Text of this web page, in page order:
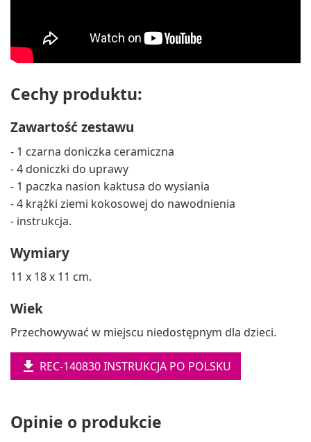
Cechy produktu:
Zawartość zestawu
- 1 czarna doniczka ceramiczna
- 4 doniczki do uprawy
- 1 paczka nasion kaktusa do wysiania
- 4 krążki ziemi kokosowej do nawodnienia
- instrukcja.
Wymiary
11 x 18 x 11 cm.
Wiek
Przechowywać w miejscu niedostępnym dla dzieci.
 REC-140830 INSTRUKCJA PO POLSKU
Opinie o produkcie